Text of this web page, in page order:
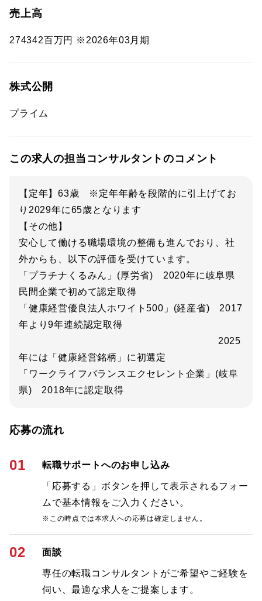
売上高
274342百万円 ※2026年03月期
株式公開
プライム
この求人の担当コンサルタントのコメント
【定年】63歳 ※定年年齢を段階的に引上げてお
り2029年に65歳となります
【その他】
安心して働ける職場環境の整備も進んでおり、社
外からも、以下の評価を受けています。
「プラチナくるみん」(厚労省) 2020年に岐阜県
民間企業で初めて認定取得
「健康経営優良法人ホワイト500」(経産省) 2017
年より9年連続認定取得
2025
年には「健康経営銘柄」に初選定
「ワークライフバランスエクセレント企業」(岐阜
県) 2018年に認定取得
応募の流れ
01 転職サポートへのお申し込み
「応募する」ボタンを押して表示されるフォー
ムで基本情報をご入力ください。
※この時点では本求人への応募は確定しません。
02 面談
専任の転職コンサルタントがご希望やご経験を
伺い、最適な求人をご提案します。